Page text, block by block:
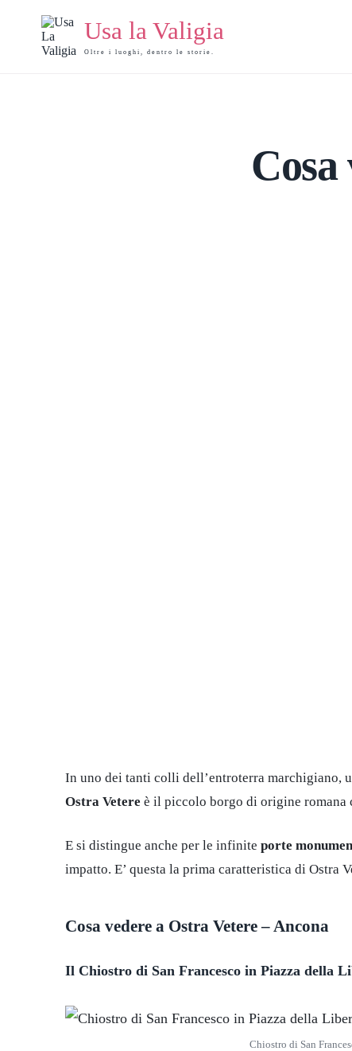
contenuto
Usa la Valigia
Oltre i luoghi, dentro le storie.
In uno dei tanti colli dell’entroterra marchigiano,
Ostra Vetere è il piccolo borgo di origine romana
E si distingue anche per le infinite porte
impatto. E’ questa la prima caratteristica di Ostra
Cosa vedere a Ostra Vetere – Ancona
Il Chiostro di San Francesco in Piazza della
Chiostro di San